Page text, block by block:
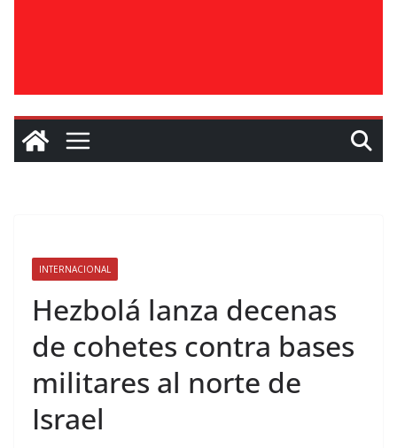
INTERNACIONAL
Hezbolá lanza decenas
de cohetes contra bases
militares al norte de
Israel